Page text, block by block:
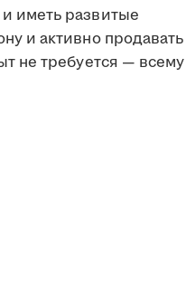
иметь развитые
и активно продавать
не требуется — всему